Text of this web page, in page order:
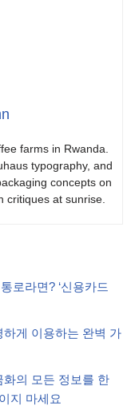
farms in Rwanda.
typography, and
concepts on
critiques at sunrise.
로라면? ‘신용카드
게 이용하는 완벽 가
의 모든 정보를 한
지 마세요